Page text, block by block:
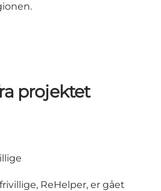
projektet
ReHelper, er gået